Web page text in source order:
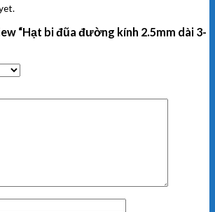
“Hạt bi đũa đường kính 2.5mm dài 3-